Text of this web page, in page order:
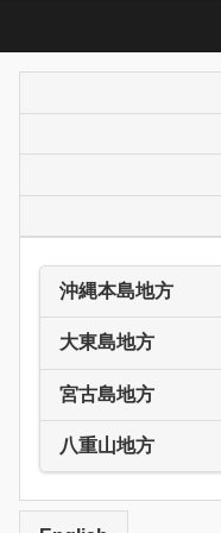
沖縄本島地方
大東島地方
宮古島地方
八重山地方